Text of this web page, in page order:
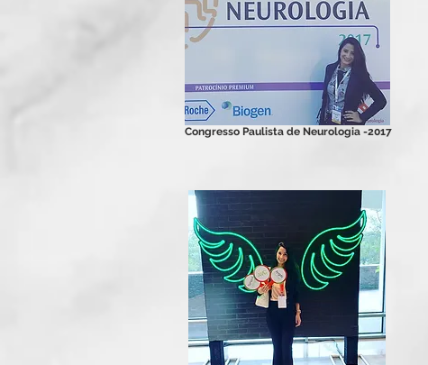
Congresso Paulista de Neurologia -2017